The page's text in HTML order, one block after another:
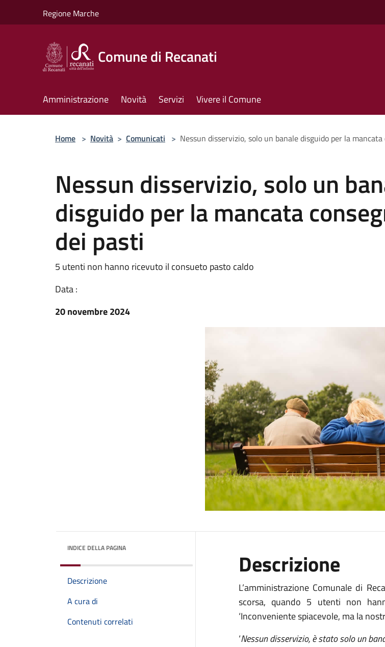
Regione Marche
Comune di Recanati
Amministrazione Novità Servizi Vivere il Comune
Home > Novità > Comunicati > Nessun disservizio, solo un banale disguido per la
Nessun disservizio, solo un
disguido per la mancata
dei pasti
5 utenti non hanno ricevuto il consueto pasto caldo
Data :
20 novembre 2024
INDICE DELLA PAGINA
Descrizione
A cura di
Contenuti correlati
Descrizione
L’amministrazione Comunale di
scorsa, quando 5 utenti non
‘Inconveniente spiacevole, ma la
‘Nessun disservizio, è stato solo un